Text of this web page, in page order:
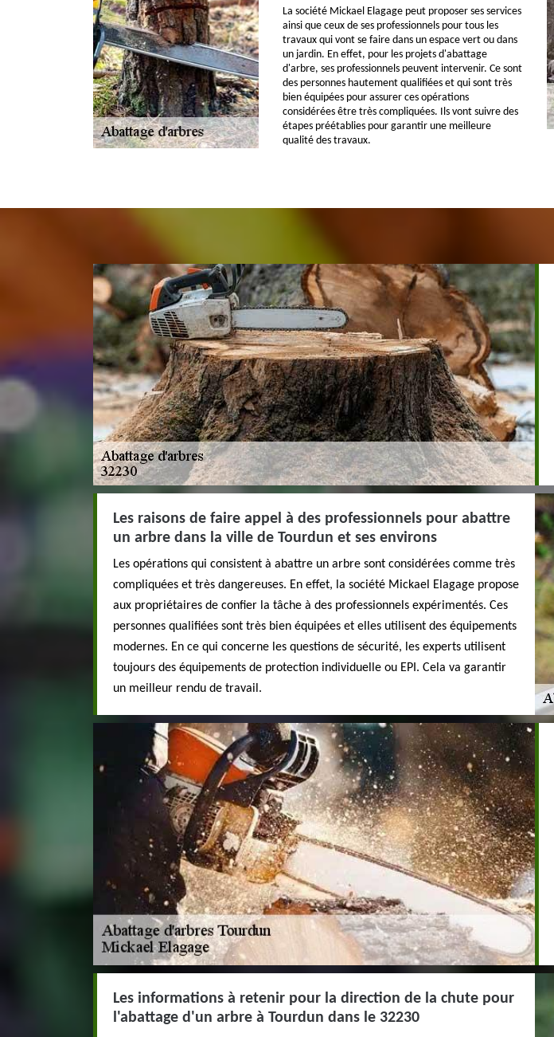
La société Mickael Elagage peut proposer ses services
ainsi que ceux de ses professionnels pour tous les
travaux qui vont se faire dans un espace vert ou dans
un jardin. En effet, pour les projets d'abattage
d'arbre, ses professionnels peuvent intervenir. Ce sont
des personnes hautement qualifiées et qui sont très
bien équipées pour assurer ces opérations
considérées être très compliquées. Ils vont suivre des
étapes préétablies pour garantir une meilleure
qualité des travaux.
Les raisons de faire appel à des professionnels pour abattre
un arbre dans la ville de Tourdun et ses environs
Les opérations qui consistent à abattre un arbre sont considérées comme très
compliquées et très dangereuses. En effet, la société Mickael Elagage propose
aux propriétaires de confier la tâche à des professionnels expérimentés. Ces
personnes qualifiées sont très bien équipées et elles utilisent des équipements
modernes. En ce qui concerne les questions de sécurité, les experts utilisent
toujours des équipements de protection individuelle ou EPI. Cela va garantir
un meilleur rendu de travail.
Les informations à retenir pour la direction de la chute pour
l'abattage d'un arbre à Tourdun dans le 32230